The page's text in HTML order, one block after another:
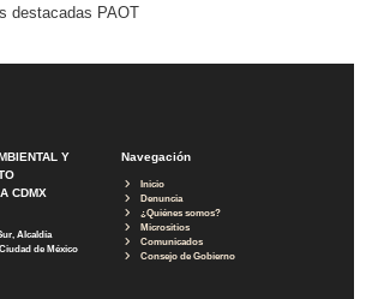
destacadas PAOT
Y
CDMX
Alcaldía
de México
Navegación
Inicio
Denuncia
¿Quiénes somos?
Micrositios
Comunicados
Consejo de Gobierno